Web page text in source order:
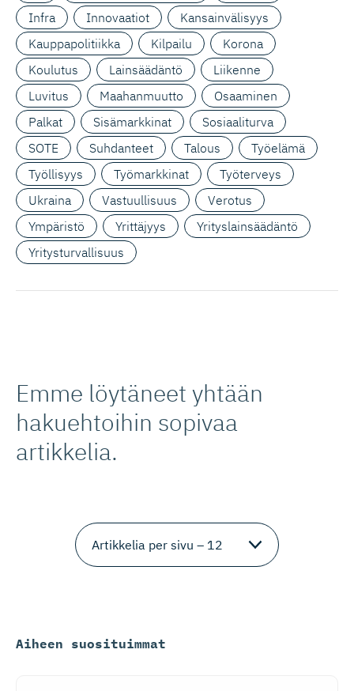
Infra
Innovaatiot
Kansainvälisyys
Kauppapolitiikka
Kilpailu
Korona
Koulutus
Lainsäädäntö
Liikenne
Luvitus
Maahanmuutto
Osaaminen
Palkat
Sisämarkkinat
Sosiaaliturva
SOTE
Suhdanteet Talous
Työelämä
Työllisyys
Työmarkkinat
Työterveys
Ukraina
Vastuullisuus
Verotus
Ympäristö
Yrittäjyys
Yrityslainsäädäntö
Yritysturvallisuus
Emme löytäneet yhtään
hakuehtoihin sopivaa
artikkelia.
Aiheen suosituimmat